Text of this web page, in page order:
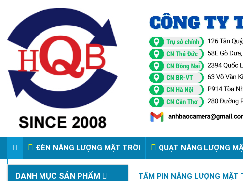
ĐÈN NĂNG LƯỢNG MẶT TRỜI QUẠT NĂNG LƯỢNG
VIDEO ĐÈN PHA ĐIỆN 220V
DANH MỤC SẢN PHẨM TẤM PIN NĂNG LƯỢNG MẶT